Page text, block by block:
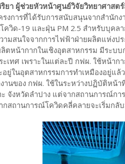
ยา ผู้ช่วยหัวหน้าศูนย์วิจัยวิทยาศาส
รงการที่ได้รับการสนับสนุนจากสำนัก
ควิด-19 และฝุ่น PM 2.5 สำหรับบุค
ามสนใจจากการไฟฟ้าฝ่ายผลิตแห่งป
ตหน้ากากในเชิงอุตสาหกรรม มีระบ
ะเทศ เพราะในแต่ละปี กฟผ. ใช้หน้า
อยู่ในอุตสาหกรรมการทำเหมืองอยู่แ
านของ กฟผ. ใช้ในระหว่างปฏิบัติหน้
ะ จังหวัดลำปาง แต่จากสถานการณ์ก
กสถานการณ์โควิดคลี่คลายจะเริ่มกลั